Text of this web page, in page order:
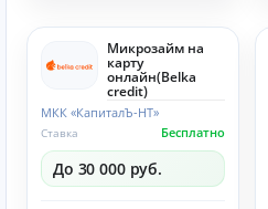
Микрозайм на
карту
онлайн(Belka
credit)
МКК «КапиталЪ-НТ»
Бесплатно
Ставка
До 30 000 руб.